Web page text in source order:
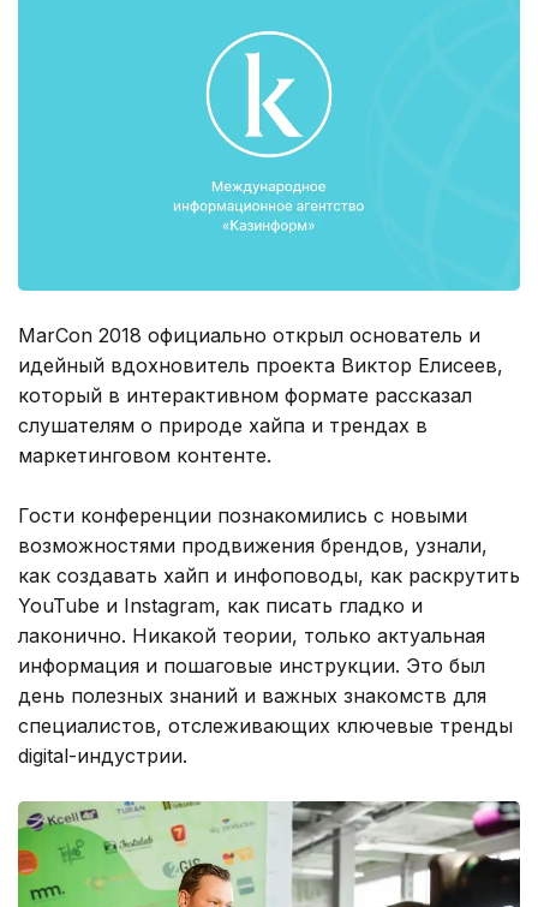
MarCon 2018 официально открыл основатель и
идейный вдохновитель проекта Виктор Елисеев,
который в интерактивном формате рассказал
слушателям о природе хайпа и трендах в
маркетинговом контенте.
Гости конференции познакомились с новыми
возможностями продвижения брендов, узнали,
как создавать хайп и инфоповоды, как раскрутить
YouTube и Instagram, как писать гладко и
лаконично. Никакой теории, только актуальная
информация и пошаговые инструкции. Это был
день полезных знаний и важных знакомств для
специалистов, отслеживающих ключевые тренды
digital-индустрии.